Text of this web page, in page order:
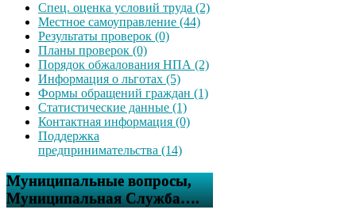
Спец. оценка условий труда (2)
Местное самоуправление (44)
Результаты проверок (0)
Планы проверок (0)
Порядок обжалования НПА (2)
Информация о льготах (5)
Формы обращений граждан (1)
Статистические данные (1)
Контактная информация (0)
Поддержка
предпринимательства (14)
Муниципальные вопросы,
Муниципальная Служба….